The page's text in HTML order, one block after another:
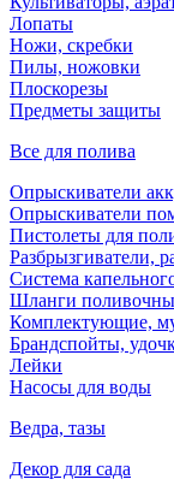
Лопаты
Ножи, скребки
Пилы, ножовки
Плоскорезы
Предметы защиты
Все для полива
Опрыскиватели
Опрыскиватели
Пистолеты для
Разбрызгиватели,
Система
Шланги
Комплектующие,
Брандспойты,
Лейки
Насосы для воды
Ведра, тазы
Декор для сада